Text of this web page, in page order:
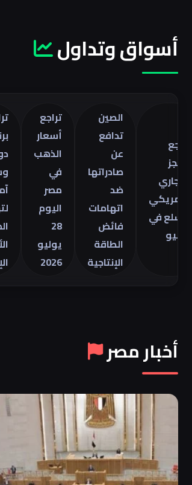
أسواق وتداول
صادراتها
اتهامات
فائض
الإنتاجية
في
اليوم
2026
تراجع خام
دولارات
الإيراني
أخبار مصر